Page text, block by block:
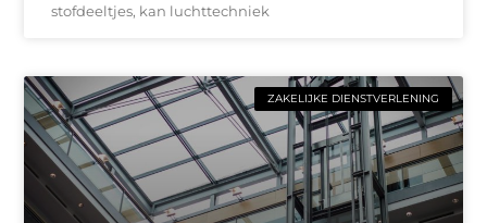
stofdeeltjes, kan luchttechniek
ZAKELIJKE DIENSTVERLENING